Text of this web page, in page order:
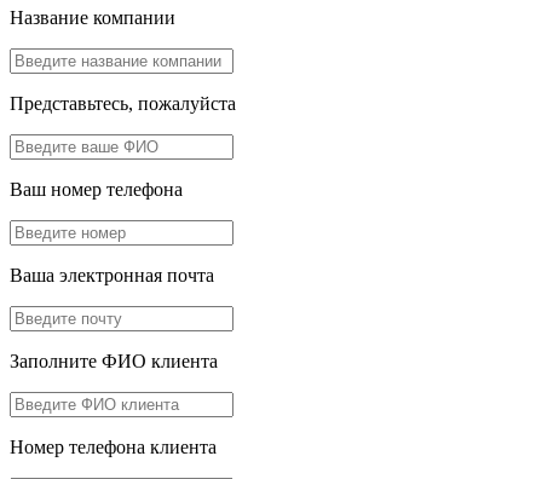
Название компании
Представьтесь, пожалуйста
Ваш номер телефона
Ваша электронная почта
Заполните ФИО клиента
Номер телефона клиента